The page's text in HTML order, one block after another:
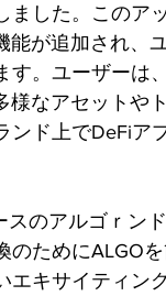
ました。このア
能が追加され、
す。ユーザーは
なアセットや
ンド上でDeFiア
スのアルゴｒン
のためにALGO
キサイティン